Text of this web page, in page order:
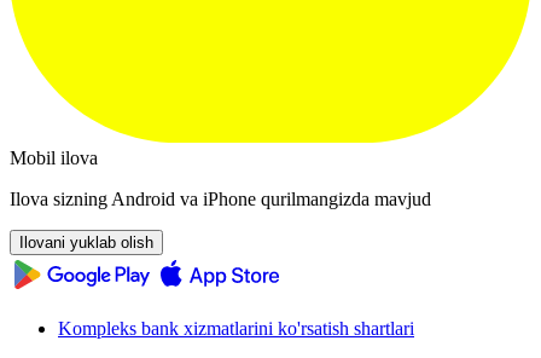
Mobil ilova
Ilova sizning Android va iPhone qurilmangizda mavjud
Ilovani yuklab olish
Kompleks bank xizmatlarini ko'rsatish shartlari